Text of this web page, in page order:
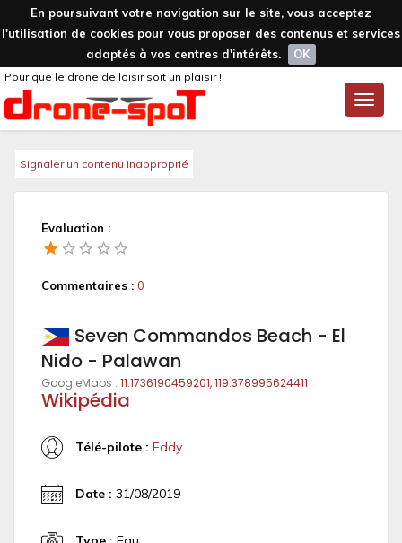
En poursuivant votre navigation sur le site, vous acceptez
l'utilisation de cookies pour vous proposer des contenus et services
adaptés à vos centres d'intérêts.
OK
Toggle
Pour que le drone de loisir soit un plaisir !
Signaler un contenu inapproprié
Evaluation :
Commentaires : 0
Seven Commandos Beach - El
Nido - Palawan
GoogleMaps : 11.1736190459201, 119.378995624411
Wikipédia
Télé-pilote : Eddy
Date : 31/08/2019